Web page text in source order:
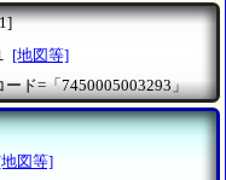
[地図等]
ード=「7450005003293」
図等]